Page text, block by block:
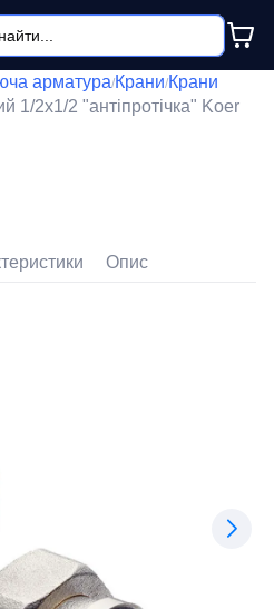
арматура/Крани/Крани
1/2x1/2 "антіпротічка" Koer
Опис